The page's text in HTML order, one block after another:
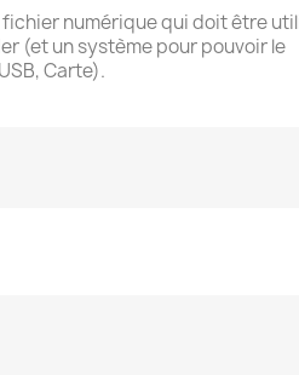
fichier numérique qui doit être
(et un système pour pouvoir le
Carte).